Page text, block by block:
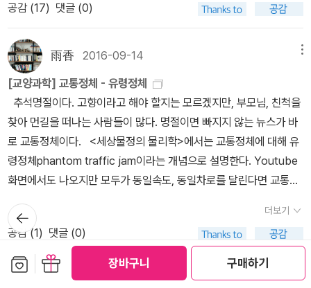
장바구니 구매하기
더 커질 수 있다는 네트워크 효과, 곧 ‘무역의 장점’을 설명하며, “협
력[분업]은 하나 더하기 하나를 둘보다 더 크게 만든다”라고 말한다.
서로 다른 지역이 배타적으로 특화된 상품을 생산하면, 생산 총합이
더욱 커지면서 세상이 발전할 수 있다는 것인데, 그가 제시한 예시는
다음과 같다. “두 도시가 연결되면 마술 같은 일이 생긴다. 한 도시 생
산물을 다른 도시와 교환할 수 있게 되면 연결되기 전에 비해 두 도시
가 생산할 수 있는 재화 총합이 늘어난다. 예를 들면 첫 번째 도시 A는
자체 생산력으로 하루 반나절에 빵 200개, 나머지 반나절에 버터 10
0개를 만들 수 있다고 하자. 두 번째 도시 B는 하루 반나절에 빵 100
연결되어 물품을 교환할 수 있게 되면, 하루 종일 일해서 첫 번째 도시
A는 빵’만’ 400개, 두 번째 도시 B는 버터’만’ 400개를 생산할 수
있다. 이를 서로 교환하면 각 도시 사람들은 사이좋게 빵 200개와 버
터 200개를 먹을 수 있다. 교환 이전 두 도시 전체 생산량인 빵 300
이다. 예를 들면 '세계는 사물이 아닌 사건으로 이루어져 있다'와 같은
명제 말이다. 이것은 고리양자중력의 가장 기본 철학며 두 사람의 책
모두에 중요하게 다뤄진다. 또한 사적인 이야기의 비중도 꽤 있다는
점도 비슷하다. 둘은 모두 전형적인 엘리트 코스의 과학도의 길을 걷
지 않았고, 그러한 점이 사상에 영향을 끼쳤다. 그렇기 때문에 책에 삶
에 대한 이야기가 많이 나오는 것일 것이다. 그러나 스몰린이 조금 더
브라이언 그린에 가깝게, 물리학에 기울어 있다면 로벨리는 철학적으
로 더욱 기운 것이 차이이다. 그러나 그것과 별개로 리 스몰린은 현대
물리학 책에서 자주 등장하던 이름이기도 하고(블랙홀에서 우주가 탄
생했다는 그의 이론은 브라이언 그린, 리처드 고트의 책에서 한 단락
에 걸쳐 설명되며, 카를로 로벨리는 자신의 거의 모든 책에서 그에 대
한 존경심을 드러냈다), '엣지 시리즈', '사이언스 마스터스 시리즈' 등
에 모두 참여한 사람이기에 그의 단독 저작이 국내에 <양자 중력의
세 가지 길> 하나 밖에 출간되지 않은 것이 아쉬웠다. 그러던 차에
<아인슈타인처럼 양자역학하기>, <리 스몰린의 시간의 물리학> 등
만 바람둥이다. O형은 활달하고 적극적이지만 덜렁댄다. AB형은 4
차원의 성격으로 천재 아니면 바보다.˝..그런데 정말 그런걸까요? 혈
액형이 성격에 영향을 주는 것이 맞을까요? 혈액형은 적혈구 표면의
일부 단백질의 형태에 따라 혈액을 분류하는 방식인데요. 70억 개인
의 무수히 많은 ‘성격‘이 고작 혈액형에 따라 4가지 성격으로 분류된
다는 것은 합리적이지 않다고 생각합니다. ..이 책 ‘세상물정의 물리
학‘에서 김범준 교수는 결혼한 부부의 혈액형에 특정한 패턴이 있는
지 조사를 합니다. 그래서 실제 결혼한 부부의 혈액형의 수와 확률로
예상되는 부부의 수를 비교했는데요. 두 숫자간에 커다란 차이가 없
습니다. 결혼 배우자를 선택할 때 ‘성격‘은 아주 중요한 고려사항임을
감안하면 혈액과 성격간에는 별다른 상관관계가 없다는 간접적인 증
거라 할 수 있지요. ..좀 더 직접적인 증거로는 ˝성격 유형을 판별하는
심리검사인 MBTI 결과에 혈액형의 관계를 분석하면 성격과 혈액형
은 관계가 없다˝ 고 합니다. 그렇습니다. 혈액형과 성격에는 아무런
상관관계가 없습니다. ..그런데 어쩌다가 혈액형이 성격에 영향을 주
공감 (17) 댓글 (0)
雨香 2016-09-14
[교양과학] 교통정체 - 유령정체
추석명절이다. 고향이라고 해야 할지는 모르겠지만, 부모님, 친척을
찾아 먼길을 떠나는 사람들이 많다. 명절이면 빠지지 않는 뉴스가 바
로 교통정체이다. <세상물정의 물리학>에서는 교통정체에 대해 유
령정체phantom traffic jam이라는 개념으로 설명한다. Youtube
화면에서도 나오지만 모두가 동일속도, 동일차로를 달린다면 교통정
밟을 때 연쇄 반응이 일어난다. 이는 밀도 차이에 의한 것으로 이런
밀도가 해소되지 않는 한 해결하기 힘들다. 그런데 해결방안이 있기
는 하다. 운전자의 반응속도의 차이에 의한 정체라면 모든 차가 동시
에 일정한 간격, 속도로 움직일 수 있다면 가능하다. 아마도 100% 자
더보기
공감 (1) 댓글 (0)
雨香2016-09-12
뒤로가
기